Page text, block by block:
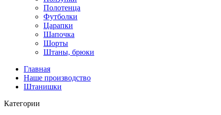
Полотенца
Футболки
Царапки
Шапочка
Шорты
Штаны, брюки
Главная
Наше производство
Штанишки
Категории